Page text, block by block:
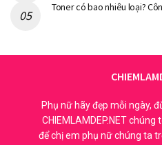
Toner có bao nhiêu loại?
Phụ nữ hãy đẹp mỗi ngày,
CHIEMLAMDEP.NET
để chị em phụ nữ chúng ta